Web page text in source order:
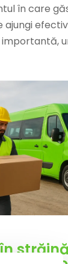
în care
ajungi